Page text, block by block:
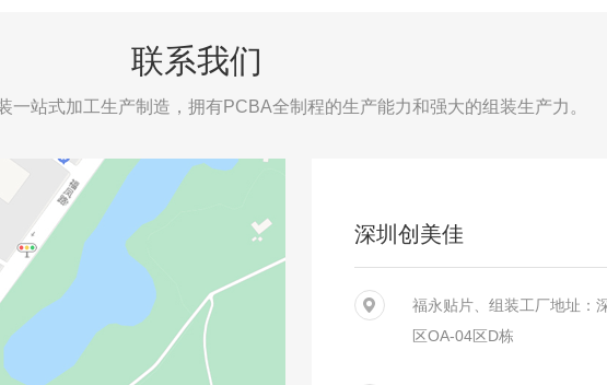
联系我们
一站式加工生产制造，拥有PCBA全制程的生产能力和强大的组装生产力。
深圳创美佳
福永贴片、组装工厂地址：
区OA-04区D栋